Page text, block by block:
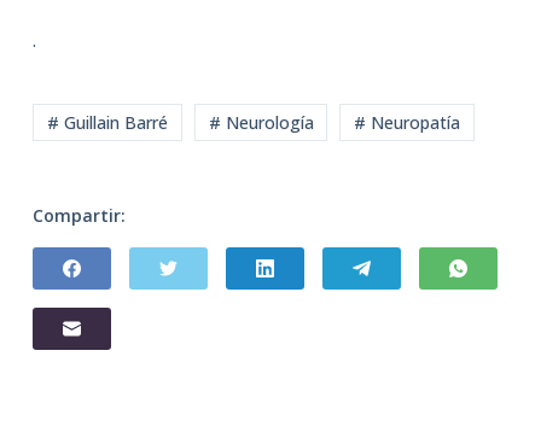
.
# Guillain Barré # Neurología # Neuropatía
Compartir: